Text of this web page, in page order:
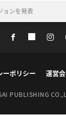
ョンを発表
ーポリシー 運営
PUBLISHING